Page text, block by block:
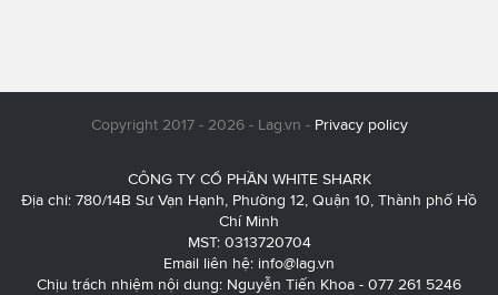
Copyright 2017 - 2026 - Lag.vn - Privacy policy
CÔNG TY CỔ PHẦN WHITE SHARK
Địa chỉ: 780/14B Sư Vạn Hạnh, Phường 12, Quận 10, Thành phố Hồ
Chí Minh
MST: 0313720704
Email liên hệ: info@lag.vn
Chịu trách nhiệm nội dung: Nguyễn Tiến Khoa - 077 261 5246